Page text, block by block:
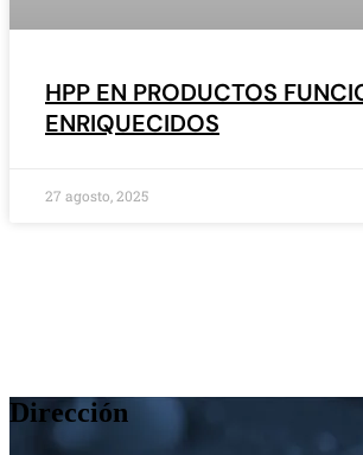
HPP EN PRODUCTOS
ENRIQUECIDOS
27 agosto, 2025
Dirección